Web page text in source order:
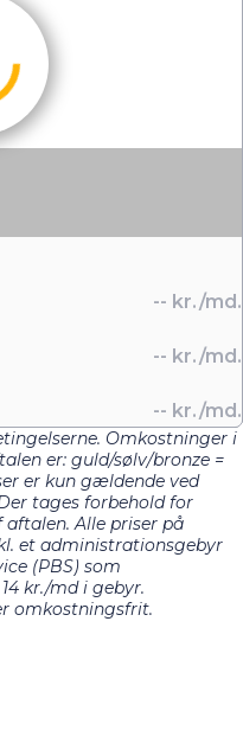
-- kr./md.
-- kr./md.
-- kr./md.
Omkostninger i
er: guld/sølv/bronze =
er kun gældende ved
tages forbehold for
Alle priser på
et administrationsgebyr
(PBS) som
kr./md i gebyr.
omkostningsfrit.